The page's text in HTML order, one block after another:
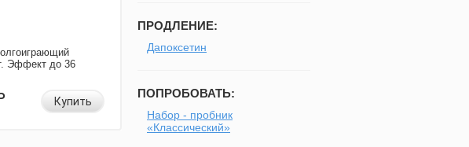
Эффект до 36
Купить
ПРОДЛЕНИЕ:
Дапоксетин
ПОПРОБОВАТЬ:
Набор - пробник
«Классический»